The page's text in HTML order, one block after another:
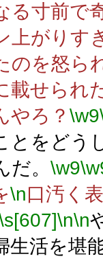
る寸前で
上がりす
のを怒ら
載せられ
やろ？ \w9
とをどう
だ。 \w9
\n口汚く
\n\n
生活を堪